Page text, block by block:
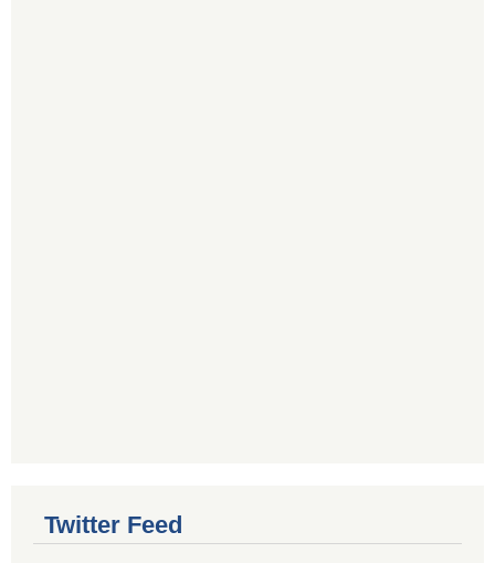
Twitter Feed